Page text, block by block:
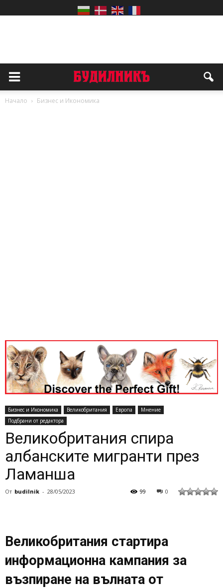
Начало Бизнес и Икономика
Бизнес и Икономика Великобритания Европа
Мнение
Подбрани от редактора
Великобритания спира
албанските мигранти през
Ламанша
От budilnik - 28/05/2023 0
99
Великобритания стартира
информационна кампания за
възпиране на вълната от